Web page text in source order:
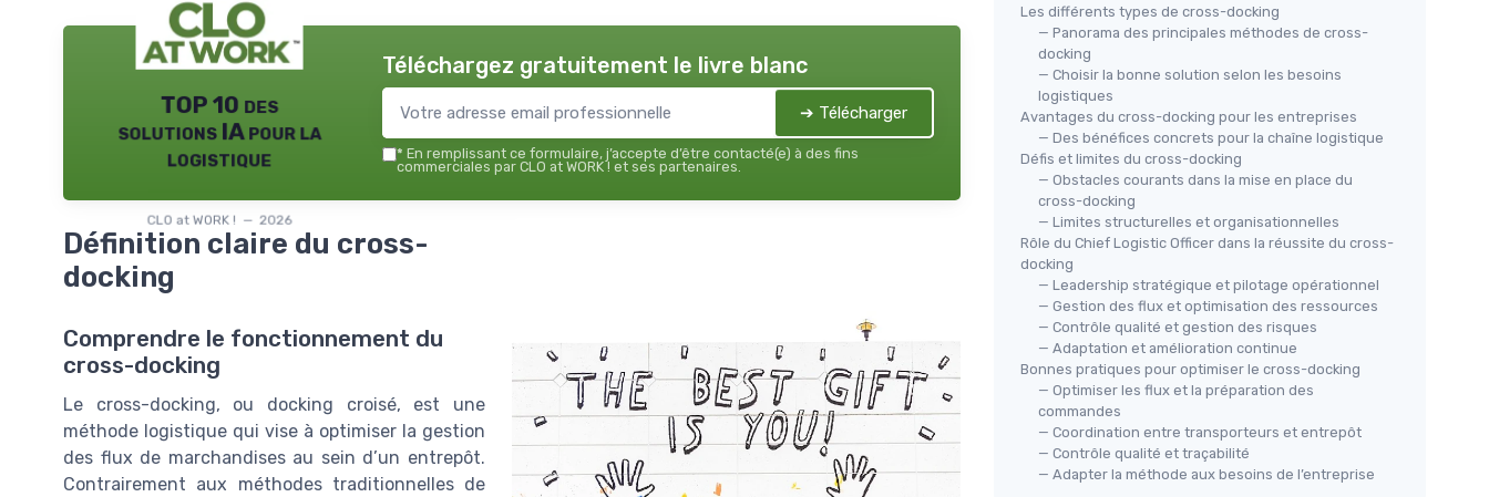
TOP 10 des
solutions IA pour la
logistique
CLO at WORK ! — 2026
Téléchargez gratuitement le livre blanc
➔ Télécharger
* En remplissant ce formulaire, j’accepte d’être contacté(e) à des fins
commerciales par CLO at WORK ! et ses partenaires.
Définition claire du cross-
docking
Comprendre le fonctionnement du
cross-docking
Le cross-docking, ou docking croisé, est une
méthode logistique qui vise à optimiser la gestion
des flux de marchandises au sein d’un entrepôt.
Contrairement aux méthodes traditionnelles de
Les différents types de cross-docking
— Panorama des principales méthodes de cross-
docking
— Choisir la bonne solution selon les besoins
logistiques
Avantages du cross-docking pour les entreprises
— Des bénéfices concrets pour la chaîne logistique
Défis et limites du cross-docking
— Obstacles courants dans la mise en place du
cross-docking
— Limites structurelles et organisationnelles
Rôle du Chief Logistic Officer dans la réussite du cross-
docking
— Leadership stratégique et pilotage opérationnel
— Gestion des flux et optimisation des ressources
— Contrôle qualité et gestion des risques
— Adaptation et amélioration continue
Bonnes pratiques pour optimiser le cross-docking
— Optimiser les flux et la préparation des
commandes
— Coordination entre transporteurs et entrepôt
— Contrôle qualité et traçabilité
— Adapter la méthode aux besoins de l’entreprise